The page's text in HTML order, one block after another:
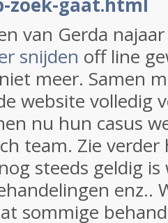
van Gerda
snijden off line
meer. Samen
website volledig
nu hun casus
team. Zie
steeds geldig
enz..
sommige